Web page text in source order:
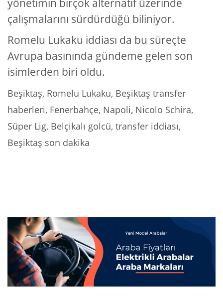
yönetimin birçok alternatif üzerinde
çalışmalarını sürdürdüğü biliniyor.
Romelu Lukaku iddiası da bu süreçte
Avrupa basınında gündeme gelen son
isimlerden biri oldu.
Beşiktaş, Romelu Lukaku, Beşiktaş transfer
haberleri, Fenerbahçe, Napoli, Nicolo Schira,
Süper Lig, Belçikalı golcü, transfer iddiası,
Beşiktaş son dakika